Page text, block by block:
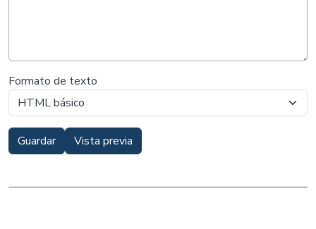
Formato de texto
Guardar Vista previa